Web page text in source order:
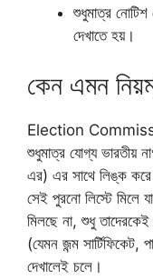
শুধুমাত্র
দেখাতে হয়।
কেন এমন
Election
শুধুমাত্র যোগ্য ভারতীয়
এর) এর সাথে লিঙ্ক করে
সেই পুরনো লিস্টে মিলে
মিলছে না, শুধু
(যেমন জন্ম
দেখালেই চলে।